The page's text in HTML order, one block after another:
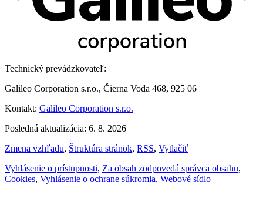
Technický prevádzkovateľ:
Galileo Corporation s.r.o., Čierna Voda 468, 925 06
Kontakt: Galileo Corporation s.r.o.
Posledná aktualizácia: 6. 8. 2026
Zmena vzhľadu, Štruktúra stránok, RSS, Vytlačiť
Vyhlásenie o prístupnosti, Za obsah zodpovedá správca obsahu,
Cookies, Vyhlásenie o ochrane súkromia, Webové sídlo